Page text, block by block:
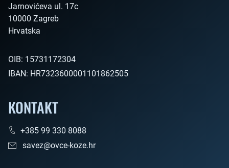
Jarnovićeva ul. 17c
10000 Zagreb
Hrvatska
OIB: 15731172304
IBAN: HR7323600001101862505
KONTAKT
+385 99 330 8088
savez@ovce-koze.hr